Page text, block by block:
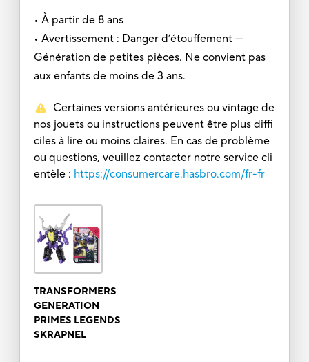
• À partir de 8 ans
• Avertissement : Danger d’étouffement —
Génération de petites pièces. Ne convient pas
aux enfants de moins de 3 ans.
Certaines versions antérieures ou vintage de
nos jouets ou instructions peuvent être plus diffi
ciles à lire ou moins claires. En cas de problème
ou questions, veuillez contacter notre service cli
entèle : https://consumercare.hasbro.com/fr-fr
TRANSFORMERS
GENERATION
PRIMES LEGENDS
SKRAPNEL